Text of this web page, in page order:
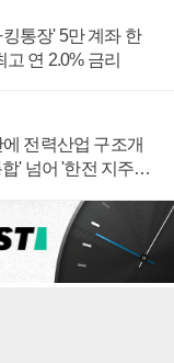
통장' 5만 계좌 한
연 2.0% 금리
전력산업 구조개
' 넘어 '한전 지주사'